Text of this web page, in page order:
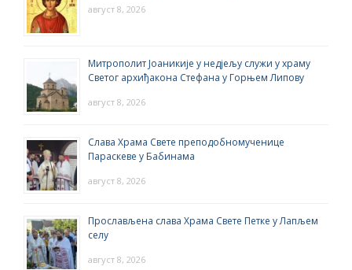
август 8, 2026
Митрополит Јоаникије у недјељу служи у храму
Светог архиђакона Стефана у Горњем Липову
август 8, 2026
Слава Храма Свете преподобномученице
Параскеве у Бабинама
август 8, 2026
Прослављена слава Храма Свете Петке у Лапљем
селу
август 8, 2026